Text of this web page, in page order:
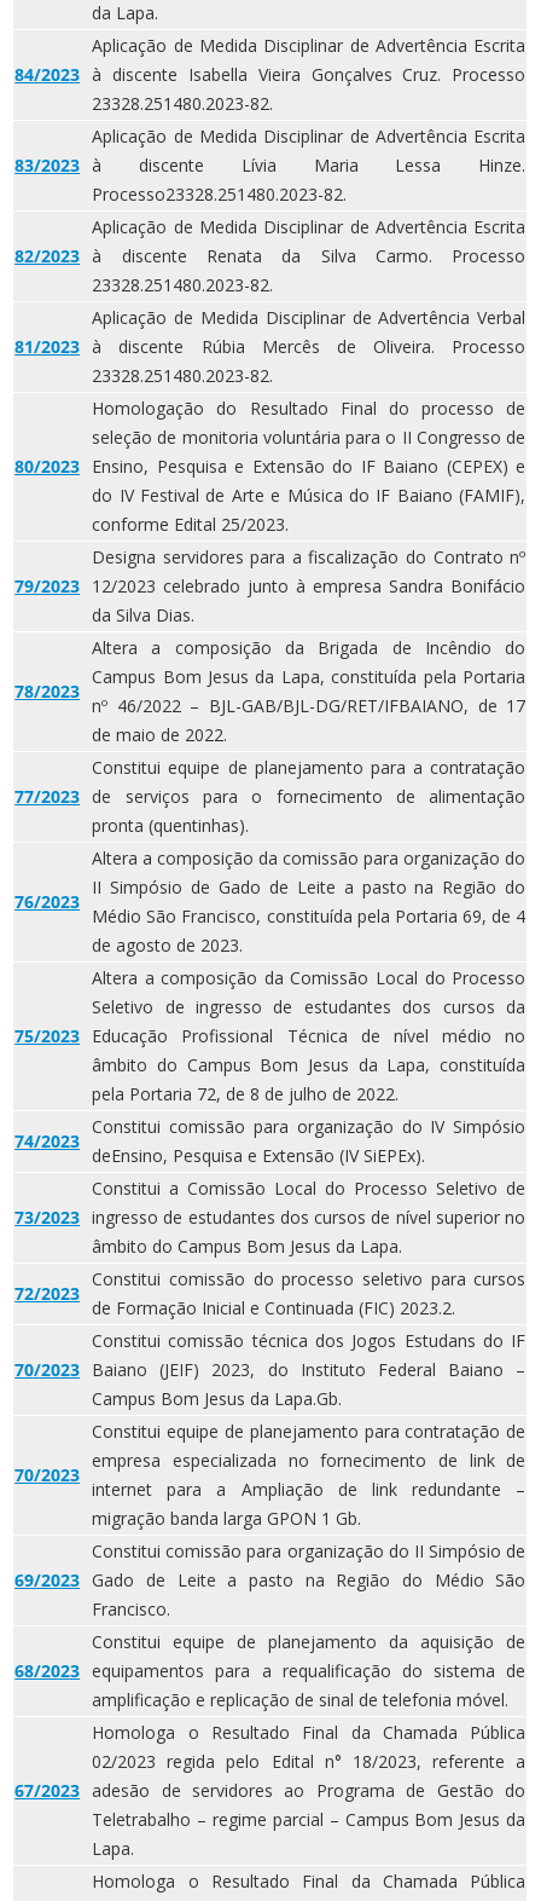
da Lapa.
84/2023
Aplicação de Medida Disciplinar de Advertência Escrita
à discente Isabella Vieira Gonçalves Cruz. Processo
23328.251480.2023-82.
83/2023
Aplicação de Medida Disciplinar de Advertência Escrita
à discente Lívia Maria Lessa Hinze.
Processo23328.251480.2023-82.
82/2023
Aplicação de Medida Disciplinar de Advertência Escrita
à discente Renata da Silva Carmo. Processo
23328.251480.2023-82.
81/2023
Aplicação de Medida Disciplinar de Advertência Verbal
à discente Rúbia Mercês de Oliveira. Processo
23328.251480.2023-82.
80/2023
Homologação do Resultado Final do processo de
seleção de monitoria voluntária para o II Congresso de
Ensino, Pesquisa e Extensão do IF Baiano (CEPEX) e
do IV Festival de Arte e Música do IF Baiano (FAMIF),
conforme Edital 25/2023.
79/2023
Designa servidores para a fiscalização do Contrato nº
12/2023 celebrado junto à empresa Sandra Bonifácio
da Silva Dias.
78/2023
Altera a composição da Brigada de Incêndio do
Campus Bom Jesus da Lapa, constituída pela Portaria
nº 46/2022 – BJL-GAB/BJL-DG/RET/IFBAIANO, de 17
de maio de 2022.
77/2023
Constitui equipe de planejamento para a contratação
de serviços para o fornecimento de alimentação
pronta (quentinhas).
76/2023
Altera a composição da comissão para organização do
II Simpósio de Gado de Leite a pasto na Região do
Médio São Francisco, constituída pela Portaria 69, de 4
de agosto de 2023.
75/2023
Altera a composição da Comissão Local do Processo
Seletivo de ingresso de estudantes dos cursos da
Educação Profissional Técnica de nível médio no
âmbito do Campus Bom Jesus da Lapa, constituída
pela Portaria 72, de 8 de julho de 2022.
74/2023
Constitui comissão para organização do IV Simpósio
deEnsino, Pesquisa e Extensão (IV SiEPEx).
73/2023
Constitui a Comissão Local do Processo Seletivo de
ingresso de estudantes dos cursos de nível superior no
âmbito do Campus Bom Jesus da Lapa.
72/2023
Constitui comissão do processo seletivo para cursos
de Formação Inicial e Continuada (FIC) 2023.2.
70/2023
Constitui comissão técnica dos Jogos Estudans do IF
Baiano (JEIF) 2023, do Instituto Federal Baiano –
Campus Bom Jesus da Lapa.Gb.
70/2023
Constitui equipe de planejamento para contratação de
empresa especializada no fornecimento de link de
internet para a Ampliação de link redundante –
migração banda larga GPON 1 Gb.
69/2023
Constitui comissão para organização do II Simpósio de
Gado de Leite a pasto na Região do Médio São
Francisco.
68/2023
Constitui equipe de planejamento da aquisição de
equipamentos para a requalificação do sistema de
amplificação e replicação de sinal de telefonia móvel.
67/2023
Homologa o Resultado Final da Chamada Pública
02/2023 regida pelo Edital n° 18/2023, referente a
adesão de servidores ao Programa de Gestão do
Teletrabalho – regime parcial – Campus Bom Jesus da
Lapa.
Homologa o Resultado Final da Chamada Pública